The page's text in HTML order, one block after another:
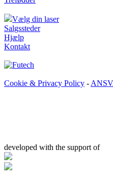
Vælg din laser
Salgssteder
Hjælp
Kontakt
Cookie & Privacy Policy -
developed with the support of